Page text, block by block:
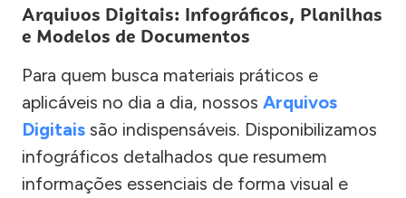
Arquivos Digitais: Infográficos, Planilhas
e Modelos de Documentos
Para quem busca materiais práticos e
aplicáveis no dia a dia, nossos Arquivos
Digitais são indispensáveis. Disponibilizamos
infográficos detalhados que resumem
informações essenciais de forma visual e